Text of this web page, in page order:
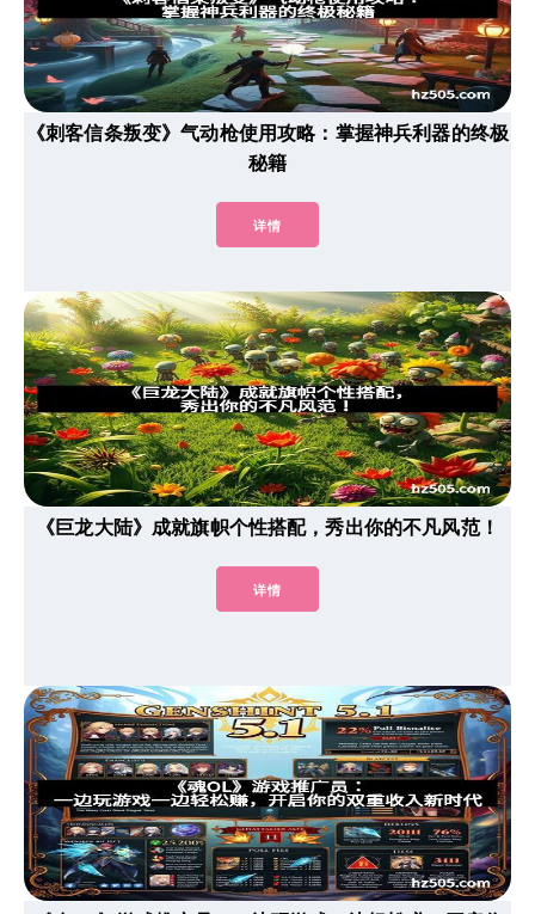
《刺客信条叛变》气动枪使用攻略：掌握神兵利器的终极
秘籍
详情
《巨龙大陆》成就旗帜个性搭配，秀出你的不凡风范！
详情